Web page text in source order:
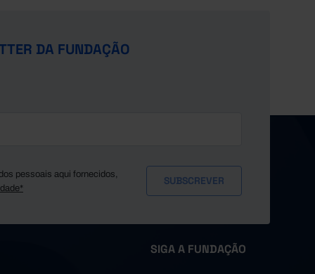
DA FUNDAÇÃO
pessoais aqui fornecidos,
SIGA A FUNDAÇÃO